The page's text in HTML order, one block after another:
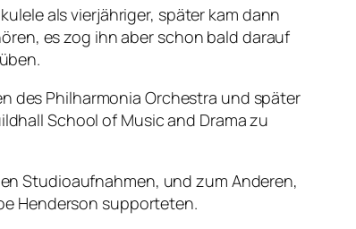
als vierjähriger, später kam dann
es zog ihn aber schon bald darauf
des Philharmonia Orchestra und später
School of Music and Drama zu
Studioaufnahmen, und zum Anderen,
Henderson supporteten.